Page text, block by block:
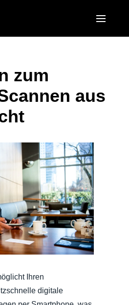
Canada (English)
Canada (Français)
Brasil (Português)
EUROPE
United Kingdom (English)
France (Français)
Italia (Italiano)
Nederlands (English)
Sweden (English)
Denmark (English)
Finland (English)
España (Español)
ASIA PACIFIC
India (English)
日本（日本語)
Singapore (English)
zum
aus
Ihren
digitale